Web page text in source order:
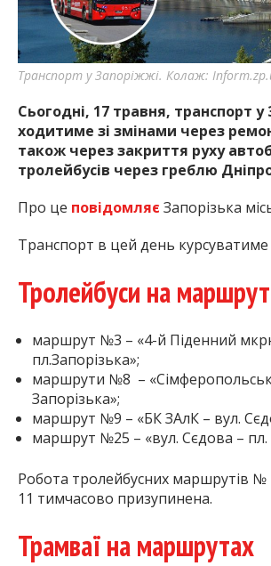
найважливішу
міста
Транспорт у Запоріжжі. Колаж:
Сьогодні, 17 травня, транспорт у
ходитиме зі змінами через
також через закриття руху
тролейбусів через греблю
Про це повідомляє Запорізька
Транспорт в цей день курсуватиме
Тролейбуси на
маршрут №3 – «4-й Піденний
пл.Запорізька»;
маршрути №8 –
Запорізька»;
маршрут №9 – «БК ЗАлК – вул.
маршрут №25 – «вул. Сєдова – пл.
Робота тролейбусних маршрутів
11 тимчасово призупинена.
Трамваї на маршрутах